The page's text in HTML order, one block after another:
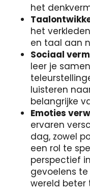
het
het
en taal aan
Sociaal
leer je
luisteren
belangrijke
Emoties
ervaren
dag, zowel
een rol te
perspectief
gevoelens
wereld beter